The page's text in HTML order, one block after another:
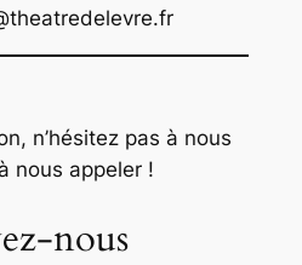
n’hésitez pas à nous
nous appeler !
nous